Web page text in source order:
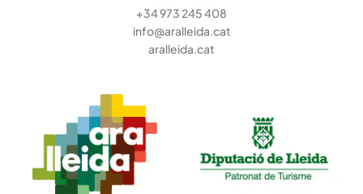
+34 973 245 408
info@aralleida.cat
aralleida.cat